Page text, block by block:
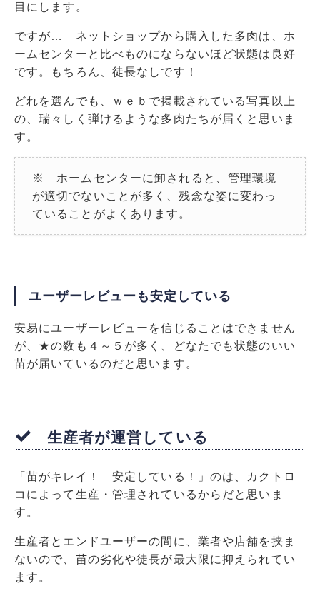
目にします。
ですが… ネットショップから購入した多肉は、ホ
ームセンターと比べものにならないほど状態は良好
です。もちろん、徒長なしです！
どれを選んでも、ｗｅｂで掲載されている写真以上
の、瑞々しく弾けるような多肉たちが届くと思いま
す。
※ ホームセンターに卸されると、管理環境
が適切でないことが多く、残念な姿に変わっ
ていることがよくあります。
ユーザーレビューも安定している
安易にユーザーレビューを信じることはできません
が、★の数も４～５が多く、どなたでも状態のいい
苗が届いているのだと思います。
生産者が運営している
「苗がキレイ！ 安定している！」のは、カクトロ
コによって生産・管理されているからだと思いま
す。
生産者とエンドユーザーの間に、業者や店舗を挟ま
ないので、苗の劣化や徒長が最大限に抑えられてい
ます。